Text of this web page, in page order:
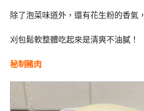
除了泡菜味道外，還有花生粉的香氣，
刈包鬆軟整體吃起來是清爽不油膩！
秘制豬肉